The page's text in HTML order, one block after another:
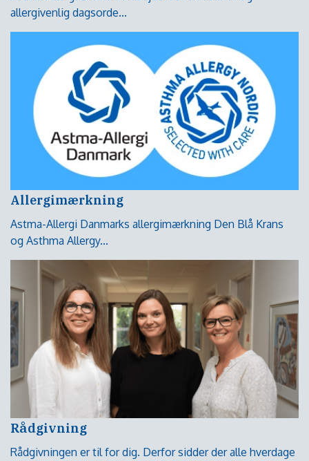
allergivenlig dagsorde...
Allergimærkning
Astma-Allergi Danmarks allergimærkning Den Blå Krans
og Asthma Allergy...
Rådgivning
Rådgivningen er til for dig. Derfor sidder der alle hverdage